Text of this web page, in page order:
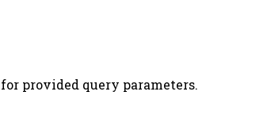
provided query parameters.